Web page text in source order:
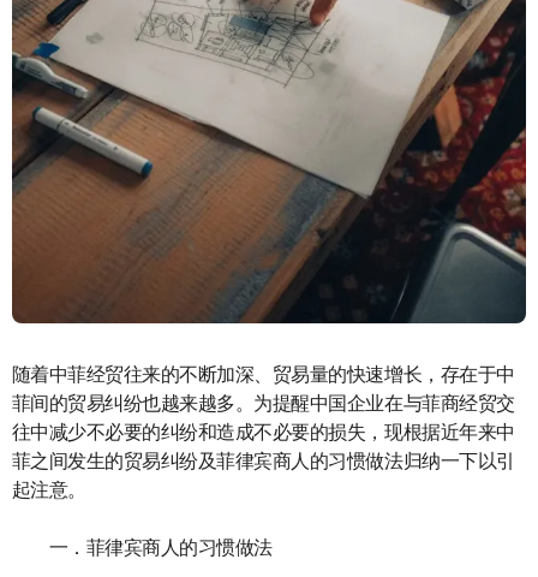
随着中菲经贸往来的不断加深、贸易量的快速增长，存在于中
菲间的贸易纠纷也越来越多。为提醒中国企业在与菲商经贸交
往中减少不必要的纠纷和造成不必要的损失，现根据近年来中
菲之间发生的贸易纠纷及菲律宾商人的习惯做法归纳一下以引
起注意。
一．菲律宾商人的习惯做法